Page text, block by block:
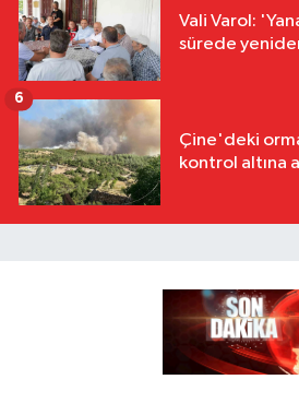
Vali Varol:
sürede
Çine'deki
kontrol altına
6